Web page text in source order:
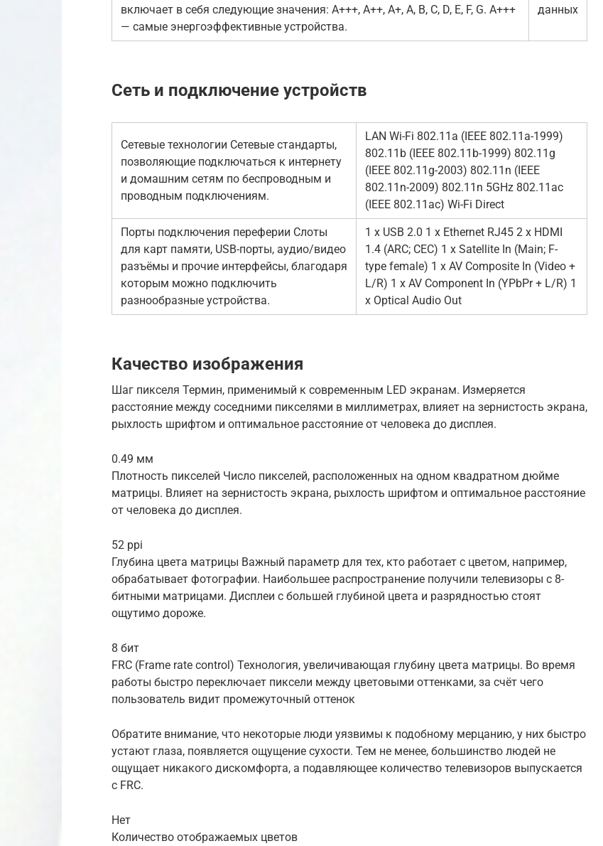
включает в себя следующие значения: A+++, A++, A+, A, B, C, D, E, F, G. A+++
— самые энергоэффективные устройства.
данных
Сеть и подключение устройств
Сетевые технологии Сетевые стандарты,
позволяющие подключаться к интернету
и домашним сетям по беспроводным и
проводным подключениям.
LAN Wi-Fi 802.11a (IEEE 802.11a-1999)
802.11b (IEEE 802.11b-1999) 802.11g
(IEEE 802.11g-2003) 802.11n (IEEE
802.11n-2009) 802.11n 5GHz 802.11ac
(IEEE 802.11ac) Wi-Fi Direct
Порты подключения переферии Слоты
для карт памяти, USB-порты, аудио/видео
разъёмы и прочие интерфейсы, благодаря
которым можно подключить
разнообразные устройства.
1 x USB 2.0 1 x Ethernet RJ45 2 x HDMI
1.4 (ARC; CEC) 1 x Satellite In (Main; F-
type female) 1 x AV Composite In (Video +
L/R) 1 x AV Component In (YPbPr + L/R) 1
x Optical Audio Out
Качество изображения
Шаг пикселя Термин, применимый к современным LED экранам. Измеряется
расстояние между соседними пикселями в миллиметрах, влияет на зернистость экрана,
рыхлость шрифтом и оптимальное расстояние от человека до дисплея.
0.49 мм
Плотность пикселей Число пикселей, расположенных на одном квадратном дюйме
матрицы. Влияет на зернистость экрана, рыхлость шрифтом и оптимальное расстояние
от человека до дисплея.
52 ppi
Глубина цвета матрицы Важный параметр для тех, кто работает с цветом, например,
обрабатывает фотографии. Наибольшее распространение получили телевизоры с 8-
битными матрицами. Дисплеи с большей глубиной цвета и разрядностью стоят
ощутимо дороже.
8 бит
FRC (Frame rate control) Технология, увеличивающая глубину цвета матрицы. Во время
работы быстро переключает пиксели между цветовыми оттенками, за счёт чего
пользователь видит промежуточный оттенок
Обратите внимание, что некоторые люди уязвимы к подобному мерцанию, у них быстро
устают глаза, появляется ощущение сухости. Тем не менее, большинство людей не
ощущает никакого дискомфорта, а подавляющее количество телевизоров выпускается
с FRC.
Нет
Количество отображаемых цветов